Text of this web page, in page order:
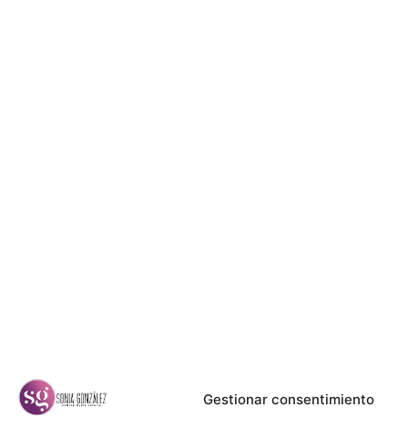
Gestionar consentimiento